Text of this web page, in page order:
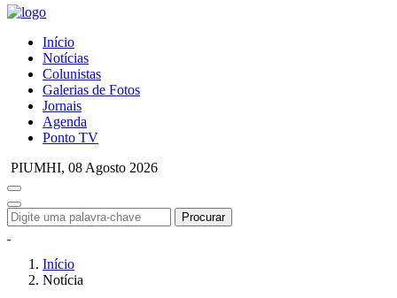
Início
Notícias
Colunistas
Galerias de Fotos
Jornais
Agenda
Ponto TV
PIUMHI, 08 Agosto 2026
Procurar
Início
Notícia